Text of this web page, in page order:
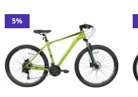
vergrendelbare verende
vork dubbele schijfremmen
aluminium frame – Groen
51 66 69 cm
5%